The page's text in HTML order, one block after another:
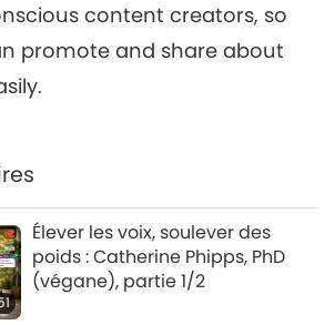
content creators, so
promote and share about
Élever les voix, soulever des
poids : Catherine Phipps, PhD
(végane), partie 1/2